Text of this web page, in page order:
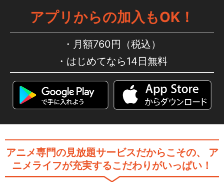
アプリからの加入もOK！
月額760円（税込）
はじめてなら14日無料
アニメ専門の見放題サービスだからこその、
ア
ニメライフが充実するこだわりがいっぱい！